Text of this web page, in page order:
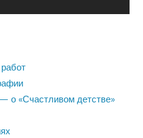
о «Счастливом детстве»